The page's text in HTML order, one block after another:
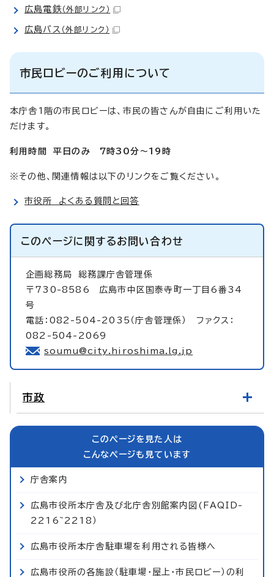
広島電鉄（外部リンク）
広島バス （外部リンク）
市民ロビーのご利用について
本庁舎1階の市民ロビーは、市民の皆さんが自由にご利用いた
だけます。
利用時間 平日のみ 7時30分～19時
※その他、関連情報は以下のリンクをご覧ください。
市役所 よくある質問と回答
このページに関するお問い合わせ
企画総務局総務課庁舎管理係
〒730-8586 広島市中区国泰寺町一丁目6番34
号
電話：082-504-2035（庁舎管理係） ファクス：
082-504-2069
soumu@city.hiroshima.lg.jp
市政
このページを見た人は
こんなページも見ています
庁舎案内
広島市役所本庁舎及び北庁舎別館案内図(FAQID-
2216~2218）
広島市役所本庁舎駐車場を利用される皆様へ
広島市役所の各施設（駐車場・屋上・市民ロビー）の利